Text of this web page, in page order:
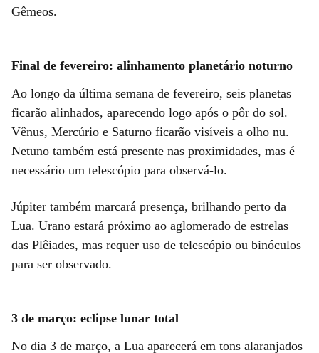
Gêmeos.
Final de fevereiro: alinhamento planetário noturno
Ao longo da última semana de fevereiro, seis planetas
ficarão alinhados, aparecendo logo após o pôr do sol.
Vênus, Mercúrio e Saturno ficarão visíveis a olho nu.
Netuno também está presente nas proximidades, mas é
necessário um telescópio para observá-lo.
Júpiter também marcará presença, brilhando perto da
Lua. Urano estará próximo ao aglomerado de estrelas
das Plêiades, mas requer uso de telescópio ou binóculos
para ser observado.
3 de março: eclipse lunar total
No dia 3 de março, a Lua aparecerá em tons alaranjados